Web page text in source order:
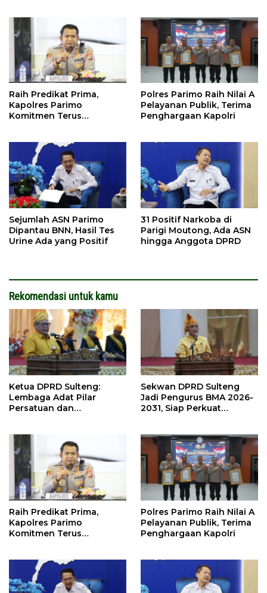
Raih Predikat Prima,
Kapolres Parimo
Komitmen Terus
Polres Parimo Raih Nilai A
Pelayanan Publik, Terima
Penghargaan Kapolri
Sejumlah ASN Parimo
Dipantau BNN, Hasil Tes
Urine Ada yang Positif
31 Positif Narkoba di
Parigi Moutong, Ada ASN
hingga Anggota DPRD
Rekomendasi untuk kamu
Ketua DPRD Sulteng:
Lembaga Adat Pilar
Persatuan dan
Sekwan DPRD Sulteng
Jadi Pengurus BMA 2026-
2031, Siap Perkuat
Raih Predikat Prima,
Kapolres Parimo
Komitmen Terus
Polres Parimo Raih Nilai A
Pelayanan Publik, Terima
Penghargaan Kapolri